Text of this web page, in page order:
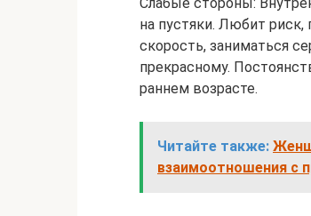
на пустяки. Любит
скорость, заниматься
прекрасному.
раннем возрасте.
Читайте также:
взаимоотношения с